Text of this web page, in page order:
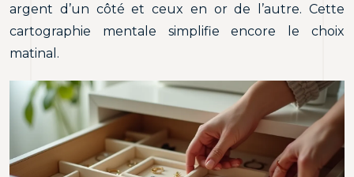
argent d’un côté et ceux en or de l’autre. Cette
cartographie mentale simplifie encore le choix
matinal.